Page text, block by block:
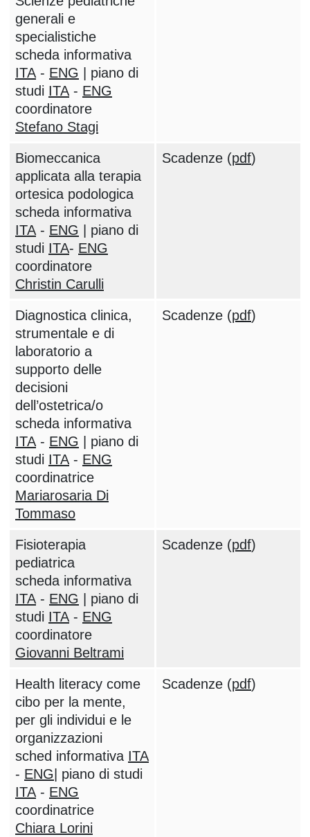
generali e
specialistiche
scheda informativa
ITA- ENG | piano di
studi ITA- ENG
coordinatore
Stefano Stagi
Biomeccanica
applicata alla terapia
ortesica podologica
scheda informativa
ITA- ENG | piano di
studi ITA- ENG
coordinatore
Christin Carulli
Scadenze (pdf)
Diagnostica clinica,
strumentale e di
laboratorio a
supporto delle
decisioni
dell’ostetrica/o
scheda informativa
ITA- ENG | piano di
studi ITA- ENG
coordinatrice
Mariarosaria Di
Tommaso
Scadenze (pdf)
Fisioterapia
pediatrica
scheda informativa
ITA- ENG | piano di
studi ITA- ENG
coordinatore
Giovanni Beltrami
Scadenze (pdf)
Health literacy come
cibo per la mente,
per gli individui e le
organizzazioni
sched informativa ITA
- ENG | piano di studi
ITA- ENG
coordinatrice
Chiara Lorini
Scadenze (pdf)